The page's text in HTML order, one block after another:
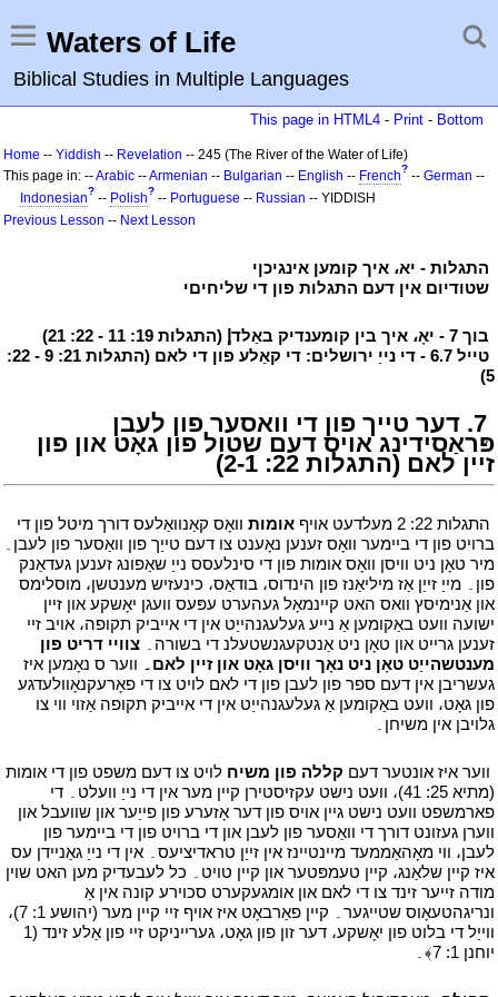
Waters of Life
Biblical Studies in Multiple Languages
This page in HTML4 - Print - Bottom
Home -- Yiddish -- Revelation -- 245 (The River of the Water of Life)
This page in: --Arabic --Armenian -- Bulgarian -- English -- French? -- German --
Indonesian? -- Polish? -- Portuguese -- Russian -- YIDDISH
Previous Lesson -- Next Lesson
התגלות - יא، איך קומען אינגיכןי
שטודיום אין דעם התגלות פון די שליחיםי
בוך 7 - יאָ، איך בין קומענדיק באַלדإ (התגלות 19: 11 - 22: 21)
טייל 6.7 - די נייַ ירושלים: די קאַלע פון די לאם (התגלות 21: 9 - 22:
5)
7. דער טייך פון די וואסער פון לעבן
פּראַסידינג אויס דעם שטול פון גאָט און פון
זיין לאם (התגלות 22: 2-1)
התגלות 22: 2 מעלדעט אויף אומות וואָס קאַנוואַלעס דורך מיטל פון די
ברויט פון די ביימער וואָס זענען נאָענט צו דעם טייַך פון וואַסער פון לעבן۔
מיר טאָן ניט וויסן וואָס אומות פון די סינלעסס נייַ שאַפונג זענען געדאַנק
פון۔ מייַ זייַן אַז מיליאַנז פון הינדוס، בודאַס، כינעזיש מענטשן، מוסלימס
און אַנימיסץ וואס האט קיינמאָל געהערט עפּעס וועגן יאָשקע און זיין
ישועה וועט באַקומען אַ נייע געלעגנהייַט אין די אייביק תקופה، אויב זיי
זענען גרייט און טאָן ניט אַנטקעגנשטעלנ די בשורה۔ צוויי דריט פון
מענטשהייַט טאָן ניט נאָך וויסן גאָט און זיין לאם۔ ווער ס נאָמען איז
געשריבן אין דעם ספר פון לעבן פון די לאם לויט צו די פאָרעקנאָוולעדגע
פון גאָט، וועט באַקומען אַ געלעגנהייַט אין די אייביק תקופה אַזוי ווי צו
גלויבן אין משיחן۔
ווער איז אונטער דעם קללה פון משיח לויט צו דעם משפט פון די אומות
(מתיא 25: 41)، וועט נישט עקזיסטירן קיין מער אין די נייַ וועלט۔ די
פארמשפט וועט נישט גיין אויס פון דער אָזערע פון פייַער און שוועבל און
ווערן געזונט דורך די וואַסער פון לעבן און די ברויט פון די ביימער פון
לעבן، ווי מאָהאַממעד מיינטיינז אין זייַן טראדיציעס۔ אין די נייַ גאַניידן עס
איז קיין שלאַנג، קיין טעמפּטער און קיין טויט۔ כל לעבעדיק מען האט שוין
מודה זייער זינד צו די לאם און אומגעקערט סכוירע קונה אין אַ
ונריגהטעאָוס שטייגער۔ קיין פאַרבאָט איז אויף זיי קיין מער (יהושע 1: 7)،
ווייַל די בלוט פון יאָשקע، דער זון פון גאָט، גערייניקט זיי פון אַלע זינד (1
יוחנן 1: 7﴾۔